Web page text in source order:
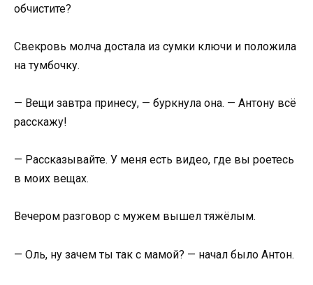
обчистите?
Свекровь молча достала из сумки ключи и положила
на тумбочку.
— Вещи завтра принесу, — буркнула она. — Антону всё
расскажу!
— Рассказывайте. У меня есть видео, где вы роетесь
в моих вещах.
Вечером разговор с мужем вышел тяжёлым.
— Оль, ну зачем ты так с мамой? — начал было Антон.